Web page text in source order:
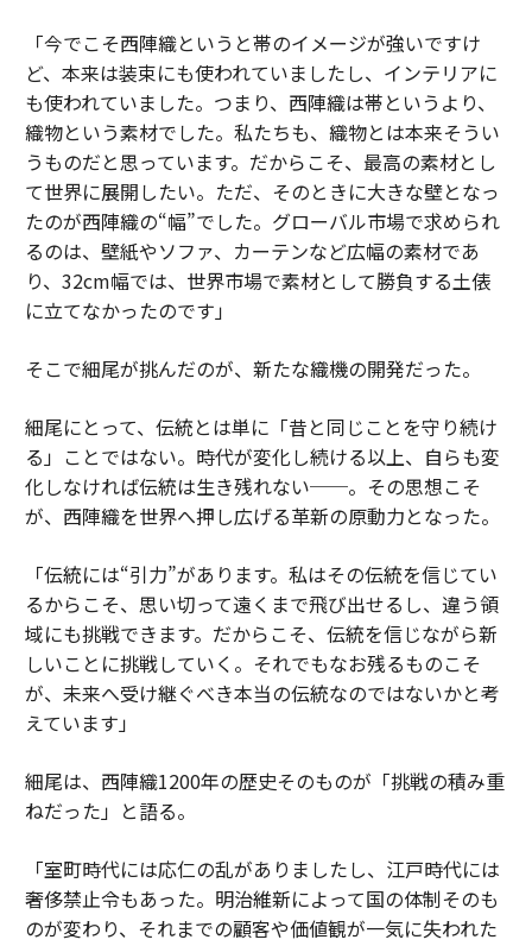
「今でこそ西陣織というと帯のイメージが強いですけ
ど、本来は装束にも使われていましたし、インテリアに
も使われていました。つまり、西陣織は帯というより、
織物という素材でした。私たちも、織物とは本来そうい
うものだと思っています。だからこそ、最高の素材とし
て世界に展開したい。ただ、そのときに大きな壁となっ
たのが西陣織の“幅”でした。グローバル市場で求められ
るのは、壁紙やソファ、カーテンなど広幅の素材であ
り、32cm幅では、世界市場で素材として勝負する土俵
に立てなかったのです」
そこで細尾が挑んだのが、新たな織機の開発だった。
細尾にとって、伝統とは単に「昔と同じことを守り続け
る」ことではない。時代が変化し続ける以上、自らも変
化しなければ伝統は生き残れない──。その思想こそ
が、西陣織を世界へ押し広げる革新の原動力となった。
「伝統には“引力”があります。私はその伝統を信じてい
るからこそ、思い切って遠くまで飛び出せるし、違う領
域にも挑戦できます。だからこそ、伝統を信じながら新
しいことに挑戦していく。それでもなお残るものこそ
が、未来へ受け継ぐべき本当の伝統なのではないかと考
えています」
細尾は、西陣織1200年の歴史そのものが「挑戦の積み重
ねだった」と語る。
「室町時代には応仁の乱がありましたし、江戸時代には
奢侈禁止令もあった。明治維新によって国の体制そのも
のが変わり、それまでの顧客や価値観が一気に失われた